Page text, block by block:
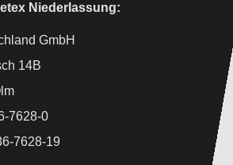
Niederlassung:
GmbH
14B
7628-0
7628-19